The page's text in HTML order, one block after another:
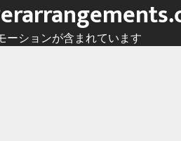
ーションが含まれています